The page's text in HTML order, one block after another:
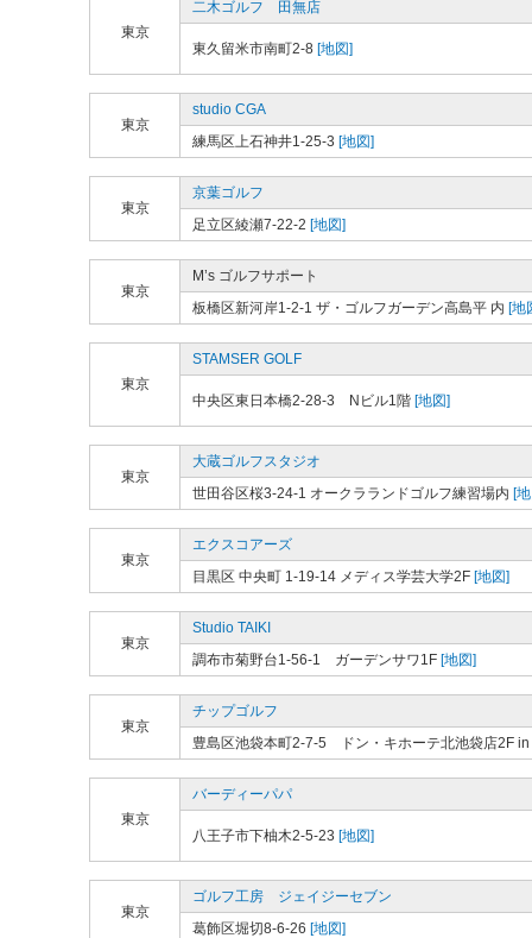
東京
二木ゴルフ 田無店
東久留米市南町2-8 [地図]
東京
studio CGA
練馬区上石神井1-25-3 [地図]
東京
京葉ゴルフ
足立区綾瀬7-22-2 [地図]
東京
M’s ゴルフサポート
板橋区新河岸1-2-1 ザ・ゴルフガーデン高島平 内 [地
東京
STAMSER GOLF
中央区東日本橋2-28-3 Nビル1階 [地図]
東京
大蔵ゴルフスタジオ
世田谷区桜3-24-1 オークラランドゴルフ練習場内 [
東京
エクスコアーズ
目黒区 中央町 1-19-14 メディス学芸大学2F [地図]
東京
Studio TAIKI
調布市菊野台1-56-1 ガーデンサワ1F [地図]
東京
チップゴルフ
豊島区池袋本町2-7-5 ドン・キホーテ北池袋店2F in
東京
バーディーパパ
八王子市下柚木2-5-23 [地図]
東京
ゴルフ工房 ジェイジーセブン
葛飾区堀切8-6-26 [地図]